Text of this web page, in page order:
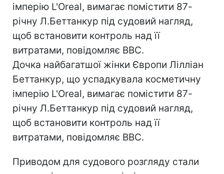
імперію L'Oreal, вимагає помістити 87-
річну Л.Беттанкур під судовий нагляд,
щоб встановити контроль над її
витратами, повідомляє ВВС.
Дочка найбагатшої жінки Європи Лілліан
Беттанкур, що успадкувала косметичну
імперію L'Oreal, вимагає помістити 87-
річну Л.Беттанкур під судовий нагляд,
щоб встановити контроль над її
витратами, повідомляє ВВС.
Приводом для судового розгляду стали